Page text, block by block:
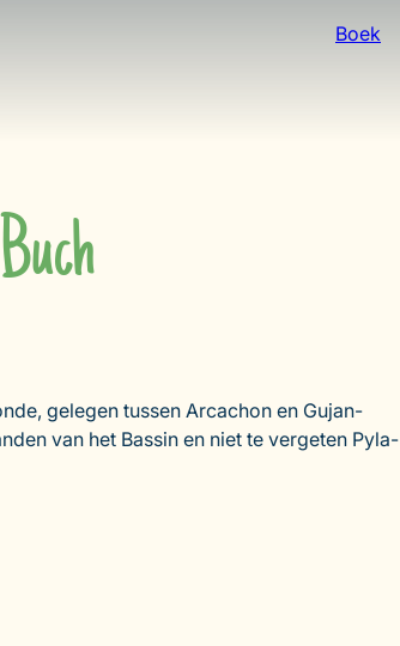
Boek
gelegen tussen Arcachon en Gujan-
van het Bassin en niet te vergeten Pyla-